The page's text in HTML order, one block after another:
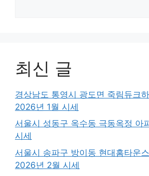
최신 글
경상남도 통영시 광도면 죽림듀크
2026년 1월 시세
서울시 성동구 옥수동 극동옥정 아
시세
서울시 송파구 방이동 현대홈타운
2026년 2월 시세